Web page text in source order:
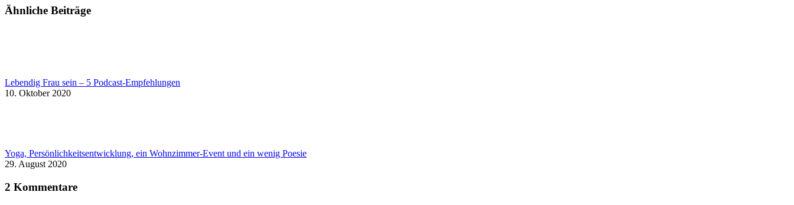
Ähnliche Beiträge
Lebendig Frau sein – 5 Podcast-Empfehlungen
10. Oktober 2020
Yoga, Persönlichkeitsentwicklung, ein Wohnzimmer-Event und ein wenig Poesie
29. August 2020
2 Kommentare